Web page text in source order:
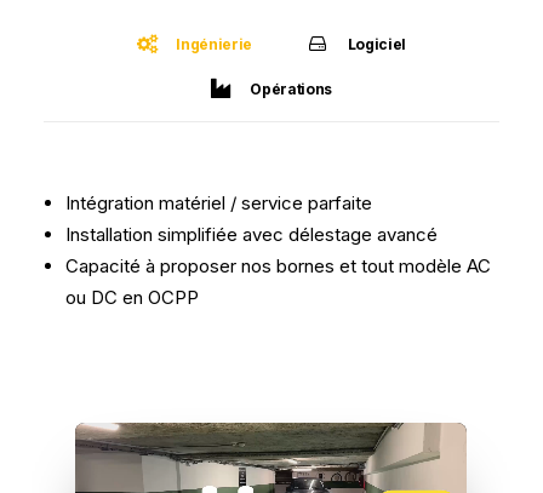
Ingénierie Logiciel
Opérations
Intégration matériel / service parfaite
Installation simplifiée avec délestage avancé
Capacité à proposer nos bornes et tout modèle AC
ou DC en OCPP